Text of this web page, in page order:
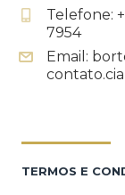
Telefone:
7954
Email:
TERMOS E